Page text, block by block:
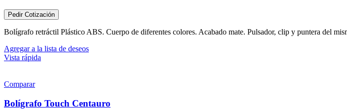
Pedir Cotización
Bolígrafo retráctil Plástico ABS. Cuerpo de diferentes colores. Acabado mate. Pulsador, clip y puntera del
Agregar a la lista de deseos
Vista rápida
Comparar
Bolígrafo Touch Centauro